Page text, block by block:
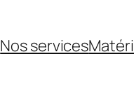
Nos services